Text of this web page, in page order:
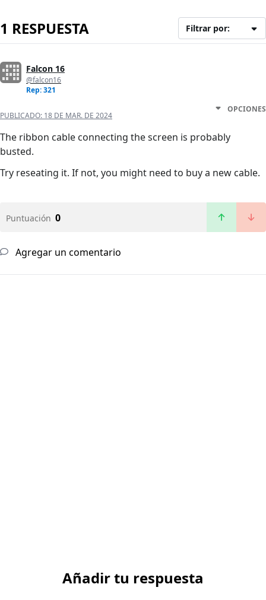
1 RESPUESTA Filtrar por:
Falcon 16
@falcon16
Rep: 321
PUBLICADO: 18 DE MAR. DE 2024
OPCIONES
The ribbon cable connecting the screen is probably
busted.
Try reseating it. If not, you might need to buy a new cable.
Puntuación 0
Agregar un comentario
Añadir tu respuesta